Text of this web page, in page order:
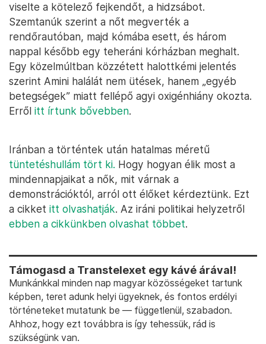
viselte a kötelező fejkendőt, a hidzsábot.
Szemtanúk szerint a nőt megverték a
rendőrautóban, majd kómába esett, és három
nappal később egy teheráni kórházban meghalt.
Egy közelmúltban közzétett halottkémi jelentés
szerint Amini halálát nem ütések, hanem „egyéb
betegségek” miatt fellépő agyi oxigénhiány okozta.
Erről itt írtunk bővebben.
Iránban a történtek után hatalmas méretű
tüntetéshullám tört ki. Hogy hogyan élik most a
mindennapjaikat a nők, mit várnak a
demonstrációktól, arról ott élőket kérdeztünk. Ezt
a cikket itt olvashatják. Az iráni politikai helyzetről
ebben a cikkünkben olvashat többet.
Támogasd a Transtelexet egy kávé árával!
Munkánkkal minden nap magyar közösségeket tartunk
képben, teret adunk helyi ügyeknek, és fontos erdélyi
történeteket mutatunk be — függetlenül, szabadon.
Ahhoz, hogy ezt továbbra is így tehessük, rád is
szükségünk van.